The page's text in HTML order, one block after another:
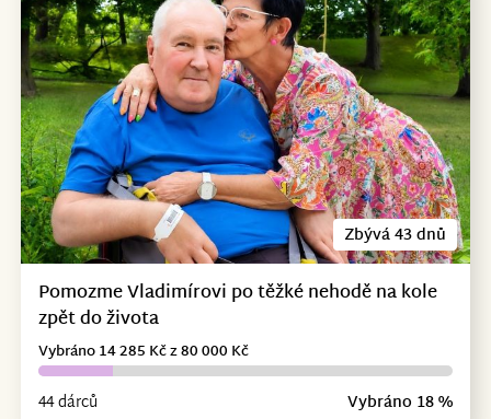
Zbývá 43 dnů
Pomozme Vladimírovi po těžké nehodě na kole
zpět do života
44 dárců Vybráno 18 %
Vybráno 14 285 Kč z 80 000 Kč